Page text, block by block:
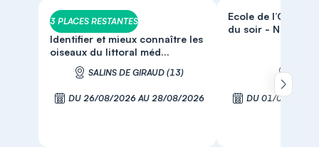
3 PLACES RESTANTES
Identifier et mieux connaître les
oiseaux du littoral méd...
SALINS DE GIRAUD (13)
DU 26/08/2026 AU 28/08/2026
Ecole de
du soir - Niveau 2
DU 01/09/2026
Défiler